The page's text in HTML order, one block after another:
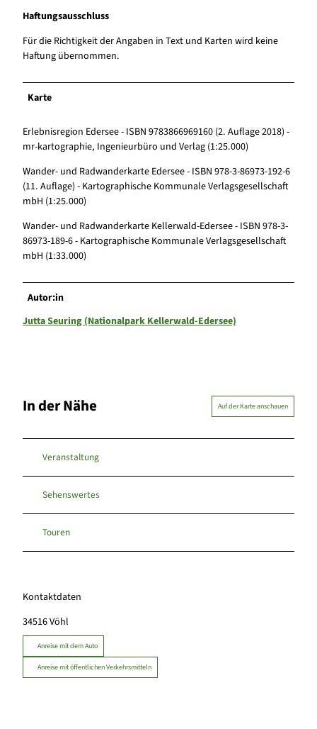
Haftungsausschluss
Für die Richtigkeit der Angaben in Text und Karten wird keine
Haftung übernommen.
Karte
Erlebnisregion Edersee - ISBN 9783866969160 (2. Auflage 2018) -
mr-kartographie, Ingenieurbüro und Verlag (1:25.000)
Wander- und Radwanderkarte Edersee - ISBN 978-3-86973-192-6
(11. Auflage) - Kartographische Kommunale Verlagsgesellschaft
mbH (1:25.000)
Wander- und Radwanderkarte Kellerwald-Edersee - ISBN 978-3-
86973-189-6 - Kartographische Kommunale Verlagsgesellschaft
mbH (1:33.000)
Autor:in
Jutta Seuring (Nationalpark Kellerwald-Edersee)
In der Nähe Auf der Karte anschauen
Veranstaltung
Sehenswertes
Touren
Kontaktdaten
34516Vöhl
Anreise mit dem Auto
Anreise mit öffentlichen Verkehrsmitteln